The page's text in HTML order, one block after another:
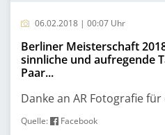
06.02.2018 | 00:07 Uhr
Berliner Meisterschaft
sinnliche und aufregende
Paar...
Danke an AR Fotografie
Quelle: Facebook